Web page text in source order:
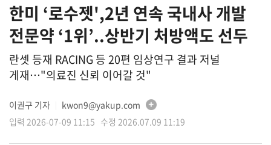
한미 ‘로수젯',2년 연속 국내사 개발
전문약 ‘1위’..상반기 처방액도 선두
란셋 등재 RACING 등 20편 임상연구 결과 저널
게재…"의료진 신뢰 이어갈 것"
이권구 기자
kwon9@yakup.com
입력 2026-07-09 11:15 수정 2026.07.09 11:19